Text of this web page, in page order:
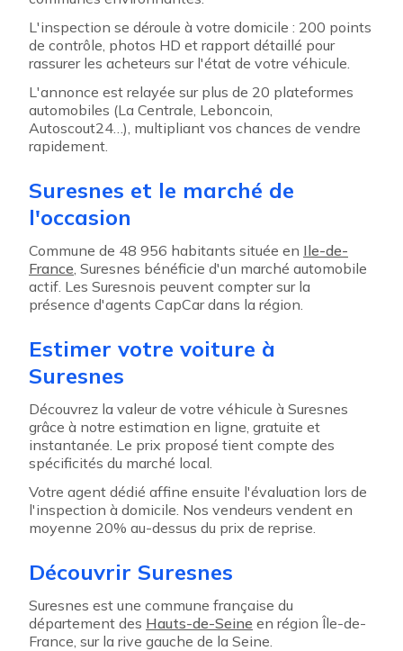
L'inspection se déroule à votre domicile : 200 points
de contrôle, photos HD et rapport détaillé pour
rassurer les acheteurs sur l'état de votre véhicule.
L'annonce est relayée sur plus de 20 plateformes
automobiles (La Centrale, Leboncoin,
Autoscout24…), multipliant vos chances de vendre
rapidement.
Suresnes et le marché de
l'occasion
Commune de 48 956 habitants située en Ile-de-
France, Suresnes bénéficie d'un marché automobile
actif. Les Suresnois peuvent compter sur la
présence d'agents CapCar dans la région.
Estimer votre voiture à
Suresnes
Découvrez la valeur de votre véhicule à Suresnes
grâce à notre estimation en ligne, gratuite et
instantanée. Le prix proposé tient compte des
spécificités du marché local.
Votre agent dédié affine ensuite l'évaluation lors de
l'inspection à domicile. Nos vendeurs vendent en
moyenne 20% au-dessus du prix de reprise.
Découvrir Suresnes
Suresnes est une commune française du
département des Hauts-de-Seine en région Île-de-
France, sur la rive gauche de la Seine.